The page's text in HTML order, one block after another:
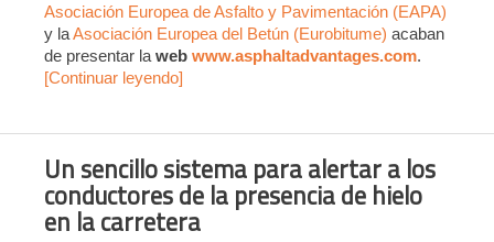
Asociación Europea de Asfalto y Pavimentación (EAPA)
y laAsociación Europea del Betún (Eurobitume) acaban
de presentar la web www.asphaltadvantages.com.
[Continuar leyendo]
Un sencillo sistema para alertar a los
conductores de la presencia de hielo
en la carretera